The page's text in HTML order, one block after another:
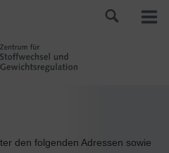
den folgenden Adressen sowie